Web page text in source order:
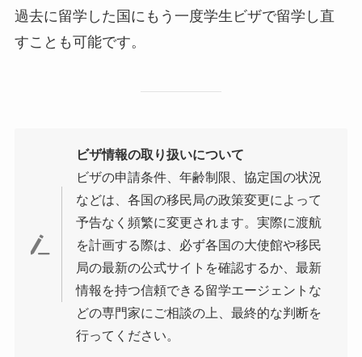
過去に留学した国にもう一度学生ビザで留学し直
すことも可能です。
ビザ情報の取り扱いについて
ビザの申請条件、年齢制限、協定国の状況
などは、各国の移民局の政策変更によって
予告なく頻繁に変更されます。実際に渡航
を計画する際は、必ず各国の大使館や移民
局の最新の公式サイトを確認するか、最新
情報を持つ信頼できる留学エージェントな
どの専門家にご相談の上、最終的な判断を
行ってください。